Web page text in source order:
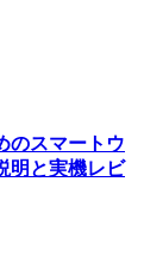
のスマートウ
明と実機レビ